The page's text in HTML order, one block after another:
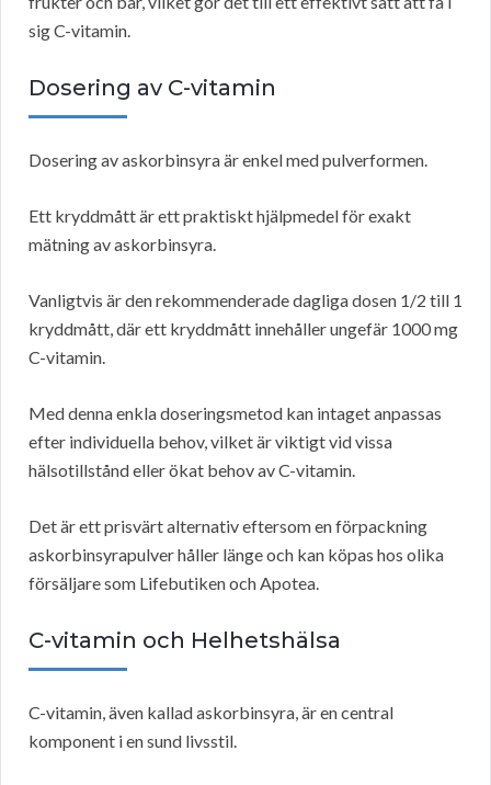
sig C-vitamin.
Dosering av C-vitamin
Dosering av askorbinsyra är enkel med pulverformen.
Ett kryddmått är ett praktiskt hjälpmedel för exakt
mätning av askorbinsyra.
Vanligtvis är den rekommenderade dagliga dosen 1/2 till 1
kryddmått, där ett kryddmått innehåller ungefär 1000 mg
C-vitamin.
Med denna enkla doseringsmetod kan intaget anpassas
efter individuella behov, vilket är viktigt vid vissa
hälsotillstånd eller ökat behov av C-vitamin.
Det är ett prisvärt alternativ eftersom en förpackning
askorbinsyrapulver håller länge och kan köpas hos olika
försäljare som Lifebutiken och Apotea.
C-vitamin och Helhetshälsa
C-vitamin, även kallad askorbinsyra, är en central
komponent i en sund livsstil.